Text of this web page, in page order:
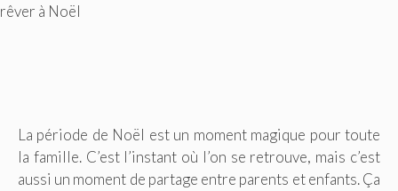
rêver à Noël
La période de Noël est un moment magique pour toute
la famille. C’est l’instant où l’on se retrouve, mais c’est
aussi un moment de partage entre parents et enfants. Ça